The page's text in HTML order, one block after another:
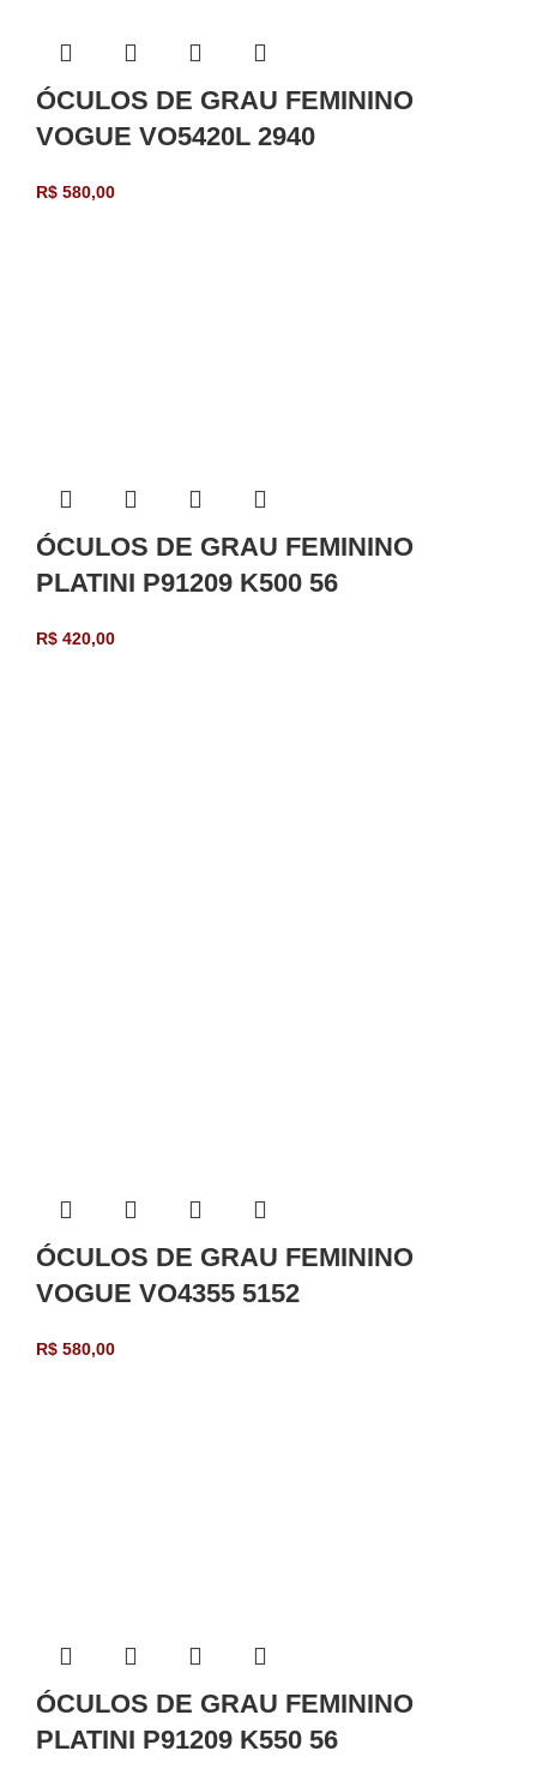
ÓCULOS DE GRAU FEMININO
VOGUE VO5420L 2940
R$ 580,00
ÓCULOS DE GRAU FEMININO
PLATINI P91209 K500 56
R$ 420,00
ÓCULOS DE GRAU FEMININO
VOGUE VO4355 5152
R$ 580,00
ÓCULOS DE GRAU FEMININO
PLATINI P91209 K550 56